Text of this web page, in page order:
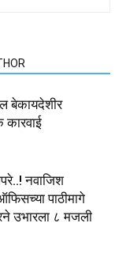
बेकायदेशीर
कारवाई
नवाजिश
पाठीमागे
उभारला ८ मजली